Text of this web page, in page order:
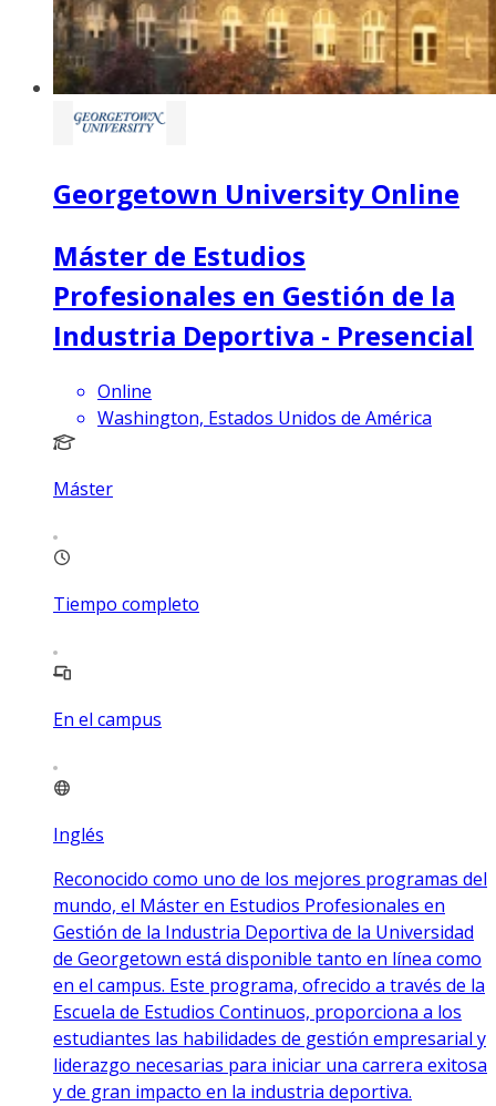
Georgetown University Online
Máster de Estudios
Profesionales en Gestión de la
Industria Deportiva - Presencial
Online
Washington, Estados Unidos de América
Máster
Tiempo completo
En el campus
Inglés
Reconocido como uno de los mejores programas del
mundo, el Máster en Estudios Profesionales en
Gestión de la Industria Deportiva de la Universidad
de Georgetown está disponible tanto en línea como
en el campus. Este programa, ofrecido a través de la
Escuela de Estudios Continuos, proporciona a los
estudiantes las habilidades de gestión empresarial y
liderazgo necesarias para iniciar una carrera exitosa
y de gran impacto en la industria deportiva.